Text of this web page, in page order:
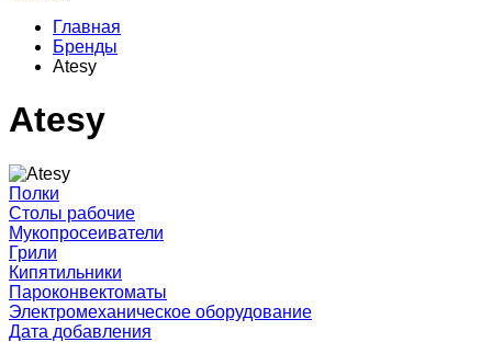
Главная
Бренды
Atesy
Atesy
Полки
Столы рабочие
Мукопросеиватели
Грили
Кипятильники
Пароконвектоматы
Электромеханическое оборудование
Дата добавления